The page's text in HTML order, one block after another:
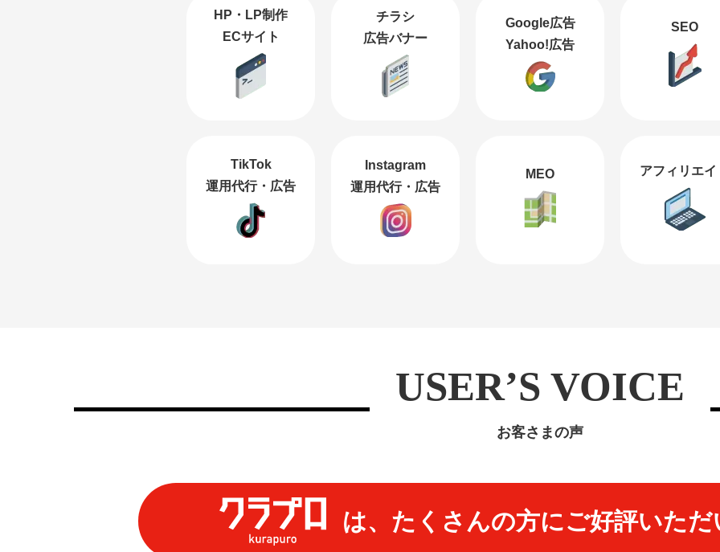
HP・LP制作
ECサイト
チラシ
広告バナー
Google広告
Yahoo!広告
SEO
TikTok
運用代行・広告
Instagram
運用代行・広告
MEO アフィリエイ
USER’S VOICE
お客さまの声
は、たくさんの方にご好評いた